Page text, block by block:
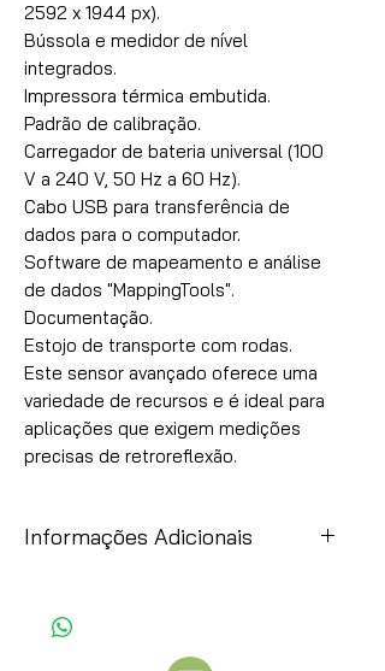
2592 x 1944 px).
Bússola e medidor de nível
integrados.
Impressora térmica embutida.
Padrão de calibração.
Carregador de bateria universal (100
V a 240 V, 50 Hz a 60 Hz).
Cabo USB para transferência de
dados para o computador.
Software de mapeamento e análise
de dados "MappingTools".
Documentação.
Estojo de transporte com rodas.
Este sensor avançado oferece uma
variedade de recursos e é ideal para
aplicações que exigem medições
precisas de retroreflexão.
Informações Adicionais
Esses preços são uma simples